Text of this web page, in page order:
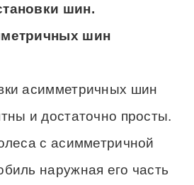
шин.
шин
асимметричных шин
и достаточно просты.
с асимметричной
наружная его часть